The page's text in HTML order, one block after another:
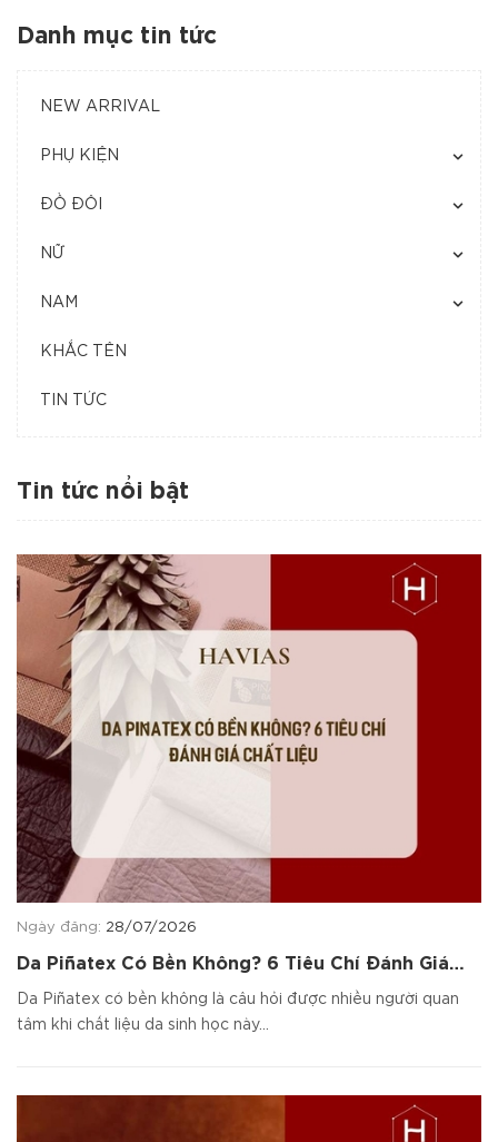
Danh mục tin tức
NEW ARRIVAL
PHỤ KIỆN
ĐỒ ĐÔI
NỮ
NAM
KHẮC TÊN
TIN TỨC
Tin tức nổi bật
Ngày đăng: 28/07/2026
Da Piñatex Có Bền Không? 6 Tiêu Chí Đánh Giá
Chất Liệu
Da Piñatex có bền không là câu hỏi được nhiều người quan
tâm khi chất liệu da sinh học này...